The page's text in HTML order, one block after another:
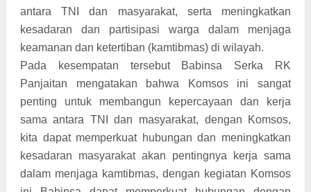
antara TNI dan masyarakat, serta meningkatkan
kesadaran dan partisipasi warga dalam menjaga
keamanan dan ketertiban (kamtibmas) di wilayah.
Pada kesempatan tersebut Babinsa Serka RK
Panjaitan mengatakan bahwa Komsos ini sangat
penting untuk membangun kepercayaan dan kerja
sama antara TNI dan masyarakat, dengan Komsos,
kita dapat memperkuat hubungan dan meningkatkan
kesadaran masyarakat akan pentingnya kerja sama
dalam menjaga kamtibmas, dengan kegiatan Komsos